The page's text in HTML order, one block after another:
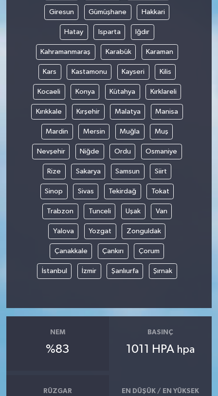
Giresun Gümüşhane Hakkari
Hatay Isparta Iğdır
Kahramanmaraş Karabük Karaman
Kars Kastamonu Kayseri Kilis
Kocaeli Konya Kütahya Kırklareli
Kırıkkale Kırşehir Malatya Manisa
Mardin Mersin Muğla Muş
Nevşehir Niğde Ordu Osmaniye
Rize Sakarya Samsun Siirt
Sinop Sivas Tekirdağ Tokat
Trabzon Tunceli Uşak Van
Yalova Yozgat Zonguldak
Çanakkale Çankırı Çorum
İstanbul İzmir Şanlıurfa Şırnak
NEM
%83
BASINÇ
1011 HPA hpa
RÜZGAR EN DÜŞÜK / EN YÜKSEK